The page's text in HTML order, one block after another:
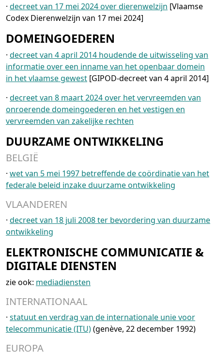
· decreet van 17 mei 2024 over dierenwelzijn [Vlaamse
Codex Dierenwelzijn van 17 mei 2024]
DOMEINGOEDEREN
· decreet van 4 april 2014 houdende de uitwisseling van
informatie over een inname van het openbaar domein
in het vlaamse gewest [GIPOD-decreet van 4 april 2014]
· decreet van 8 maart 2024 over het vervreemden van
onroerende domeingoederen en het vestigen en
vervreemden van zakelijke rechten
DUURZAME ONTWIKKELING
BELGIË
· wet van 5 mei 1997 betreffende de coördinatie van het
federale beleid inzake duurzame ontwikkeling
VLAANDEREN
· decreet van 18 juli 2008 ter bevordering van duurzame
ontwikkeling
ELEKTRONISCHE COMMUNICATIE &
DIGITALE DIENSTEN
zie ook: mediadiensten
INTERNATIONAAL
· statuut en verdrag van de internationale unie voor
telecommunicatie (ITU)(genève, 22 december 1992)
EUROPA